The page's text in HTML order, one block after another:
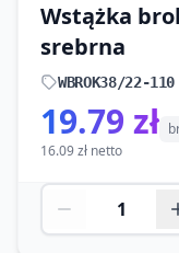
Wstążka
srebrna
WBROK38/22-110
19.79 zł
16.09 zł netto